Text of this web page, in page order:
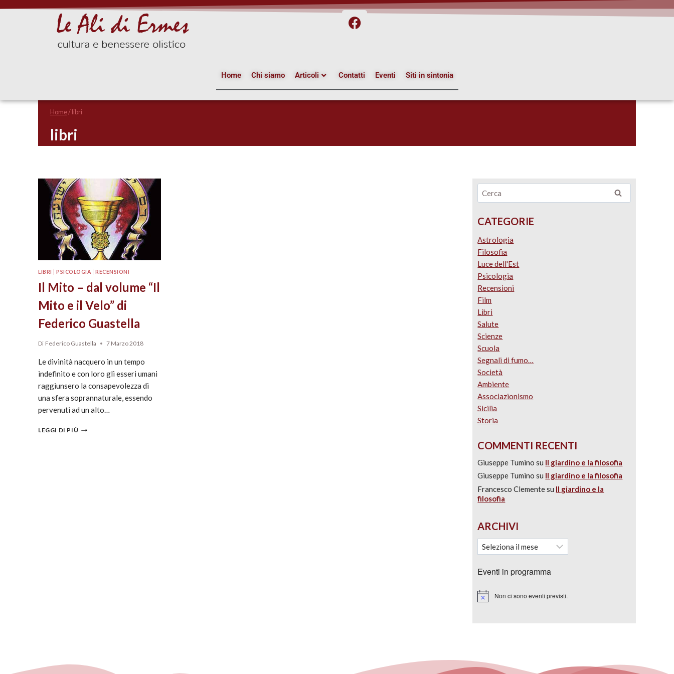
Home Chi siamo Articoli Contatti Eventi Siti in sintonia
Home/libri
libri
LIBRI |PSICOLOGIA |RECENSIONI
Il Mito – dal volume “Il
Mito e il Velo” di
Federico Guastella
Di Federico Guastella 7 Marzo 2018
Le divinità nacquero in un tempo
indefinito e con loro gli esseri umani
raggiunsero la consapevolezza di
una sfera soprannaturale, essendo
pervenuti ad un alto…
LEGGI DI PIÙ
CATEGORIE
Astrologia
Filosofia
Luce dell'Est
Psicologia
Recensioni
Film
Libri
Salute
Scienze
Scuola
Segnali di fumo…
Società
Ambiente
Associazionismo
Sicilia
Storia
COMMENTI RECENTI
Giuseppe Tumino su Il giardino e la filosofia
Giuseppe Tumino su Il giardino e la filosofia
Francesco Clementesu Il giardino e la
filosofia
ARCHIVI
Eventi in programma
Notice Non ci sono eventi previsti.